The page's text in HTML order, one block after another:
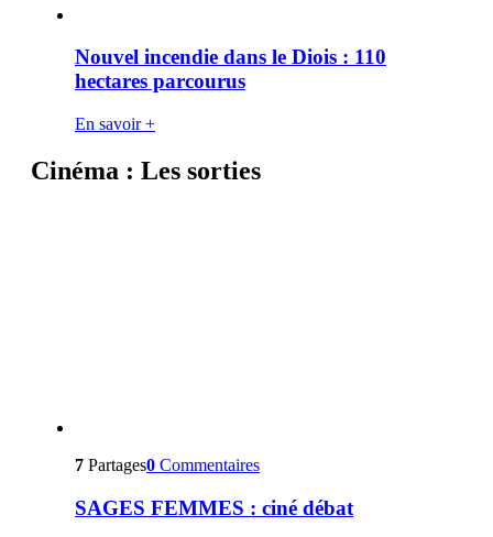
Nouvel incendie dans le Diois : 110
hectares parcourus
En savoir +
Cinéma : Les sorties
7 Partages0 Commentaires
SAGES FEMMES : ciné débat